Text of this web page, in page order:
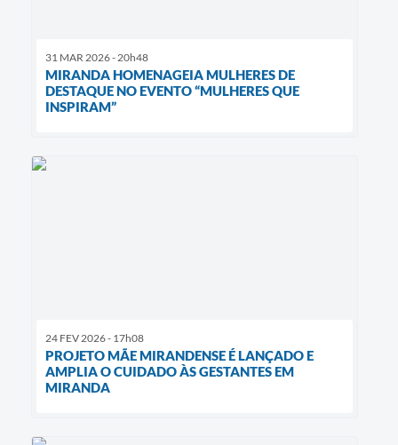
31 MAR 2026 - 20h48
MIRANDA HOMENAGEIA MULHERES DE
DESTAQUE NO EVENTO “MULHERES QUE
INSPIRAM”
24 FEV 2026 - 17h08
PROJETO MÃE MIRANDENSE É LANÇADO E
AMPLIA O CUIDADO ÀS GESTANTES EM
MIRANDA